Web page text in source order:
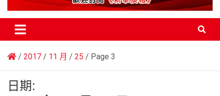
2017 11 月 25 Page 3
日期: